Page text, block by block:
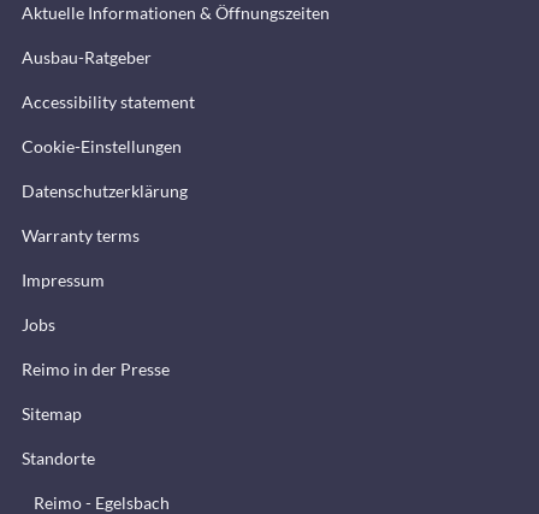
Aktuelle Informationen & Öffnungszeiten
Ausbau-Ratgeber
Accessibility statement
Cookie-Einstellungen
Datenschutzerklärung
Warranty terms
Impressum
Jobs
Reimo in der Presse
Sitemap
Standorte
Reimo - Egelsbach